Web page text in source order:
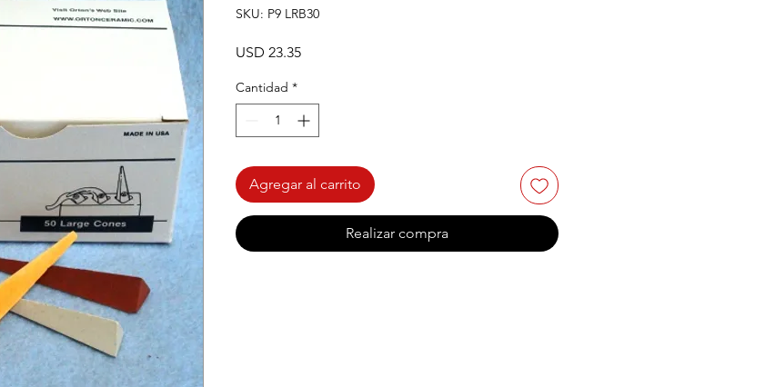
SKU: P9 LRB30
USD 23.35Precio
Cantidad *
Agregar al carrito
Realizar compra